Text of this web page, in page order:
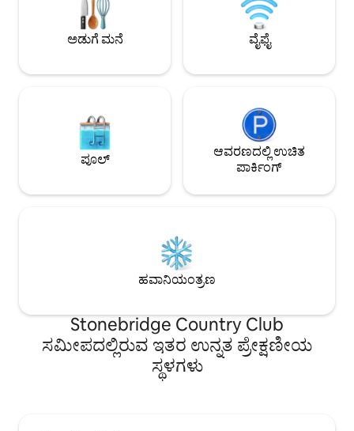
ಬ್ಯಾಸ್ಕೆಟ್‌ಬಾಲ್ ಅನ್ನು ನೀಡುತ್ತದೆ. ಕಡಲತೀರಗಳು,
ಊಟ ಮತ್ತು ಡೌನ್‌ಟೌನ್‌ಗೆ ಕೆಲವೇ ನಿಮಿಷಗಳು, ಇದು
ವಿಶ್ರಾಂತಿ ಮತ್ತು ಆಟಕ್ಕೆ ಸೂಕ್ತವಾದ ಸ್ಥಳವಾಗಿದೆ.
ಹಳೆಯ ನೇಪಲ್ಸ್‌ನ 5
ಮತ್ತು ಶಾಪಿಂಗ್
ಕಡಿಮೆ ದೂರದಲ್ಲಿದೆ.
ಅಡುಗೆ ಮನೆ ವೈಫೈ
ಪೂಲ್
ಆವರಣದಲ್ಲಿ ಉಚಿತ
ಪಾರ್ಕಿಂಗ್
ಹವಾನಿಯಂತ್ರಣ
Stonebridge Country Club
ಸಮೀಪದಲ್ಲಿರುವ ಇತರ ಉನ್ನತ ಪ್ರೇಕ್ಷಣೀಯ
ಸ್ಥಳಗಳು